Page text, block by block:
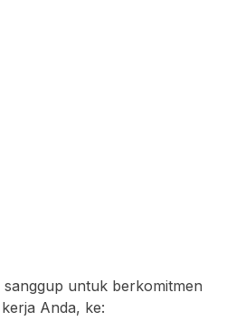
untuk berkomitmen
Anda, ke: